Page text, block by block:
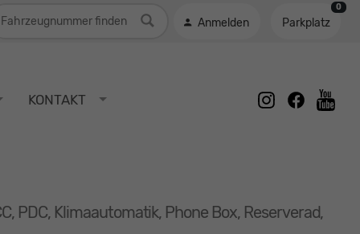
Anmelden Parkplatz
0
KONTAKT instagram
facebook
PDC, Klimaautomatik, Phone Box, Reserverad,